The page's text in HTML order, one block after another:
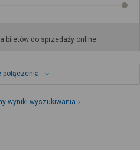
biletów do sprzedaży online.
połączenia
wyniki wyszukiwania